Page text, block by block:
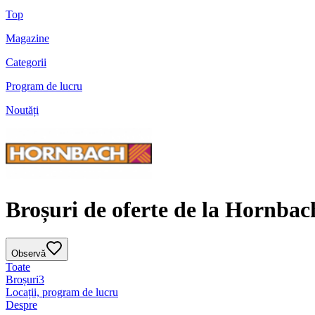
Top
Magazine
Categorii
Program de lucru
Noutăți
Broșuri de oferte de la
Observă
Toate
Broșuri3
Locații, program de lucru
Despre